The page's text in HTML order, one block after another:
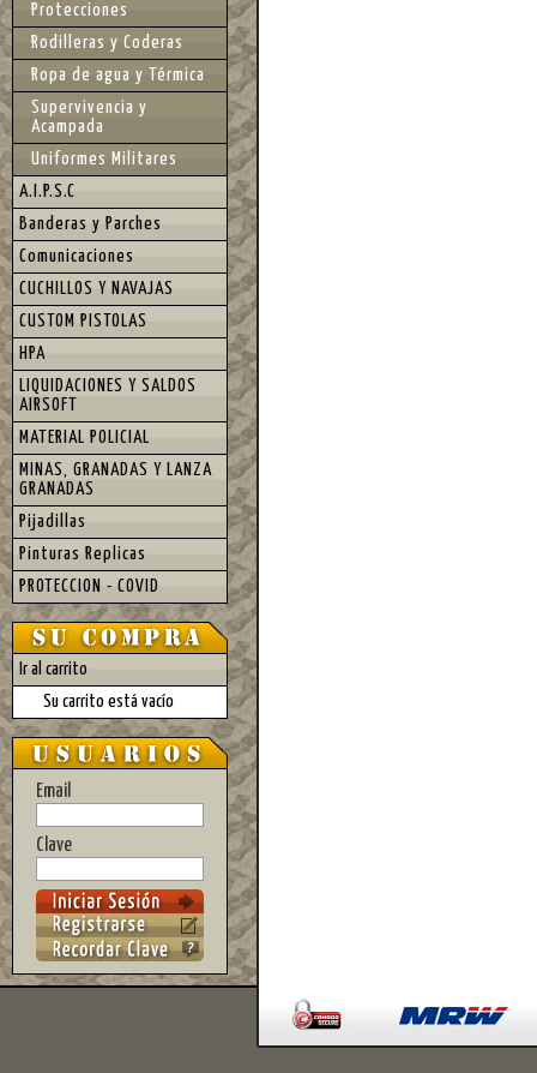
Protecciones
Rodilleras y Coderas
Ropa de agua y Térmica
Supervivencia y
Acampada
Uniformes Militares
A.I.P.S.C
Banderas y Parches
Comunicaciones
CUCHILLOS Y NAVAJAS
CUSTOM PISTOLAS
HPA
LIQUIDACIONES Y SALDOS
AIRSOFT
MATERIAL POLICIAL
MINAS, GRANADAS Y LANZA
GRANADAS
Pijadillas
Pinturas Replicas
PROTECCION - COVID
Ir al carrito
Su carrito está vacío
Email
Clave